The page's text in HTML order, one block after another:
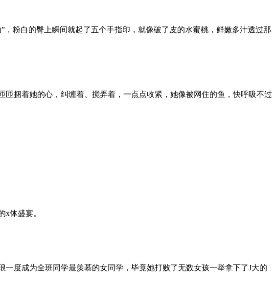
粉白的臀上瞬间就起了五个手指印，就像破了皮的水蜜桃，鲜嫩多汁透过那
捆着她的心，纠缠着、搅弄着，一点点收紧，她像被网住的鱼，快呼吸不过
x体盛宴。
度成为全班同学最羡慕的女同学，毕竟她打败了无数女孩一举拿下了J大的